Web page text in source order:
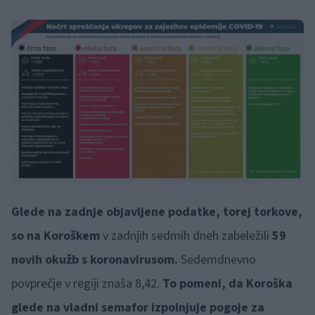
Glede na zadnje objavljene podatke, torej torkove,
so na Koroškem v zadnjih sedmih dneh zabeležili 59
novih okužb s koronavirusom. Sedemdnevno
povprečje v regiji znaša 8,42. To pomeni, da Koroška
glede na vladni semafor izpolnjuje pogoje za